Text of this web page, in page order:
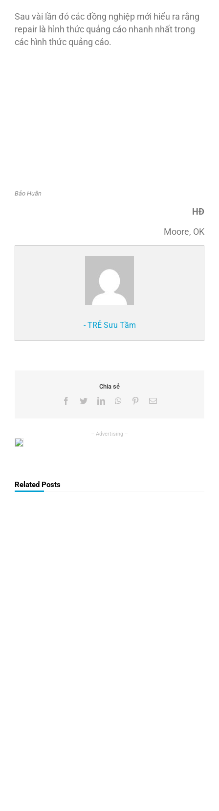
Sau vài lần đó các đồng nghiệp mới hiểu ra rằng
repair là hình thức quảng cáo nhanh nhất trong
các hình thức quảng cáo.
Bảo Huân
HĐ
Moore, OK
- TRẺ Sưu Tầm
Chia sẻ
Facebook
TwitterLinkedInWhatsApp
PinterestEmail
Related Posts